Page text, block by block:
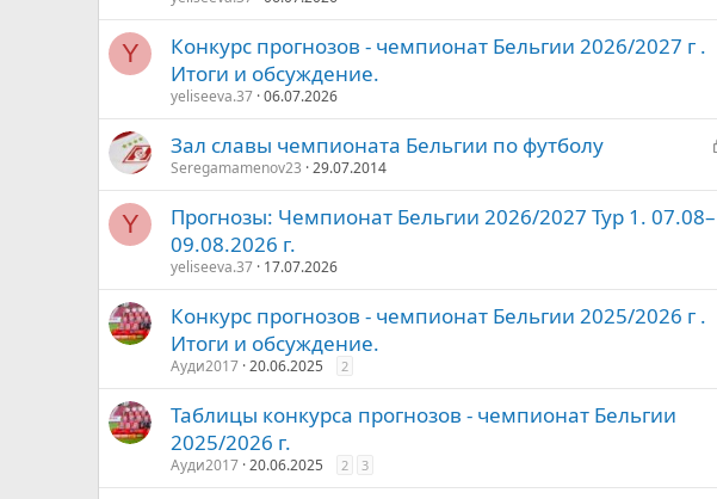
Y
Конкурс прогнозов - чемпионат Бельгии 2026/2027 г .
Итоги и обсуждение.
yeliseeva.37 06.07.2026
Зал славы чемпионата Бельгии по футболу
Seregamamenov23 29.07.2014
Y
Прогнозы: Чемпионат Бельгии 2026/2027 Тур 1. 07.08–
09.08.2026 г.
yeliseeva.37 17.07.2026
Конкурс прогнозов - чемпионат Бельгии 2025/2026 г .
Итоги и обсуждение.
Ауди2017 20.06.2025 2
Таблицы конкурса прогнозов - чемпионат Бельгии
2025/2026 г.
Ауди2017 20.06.2025 2 3